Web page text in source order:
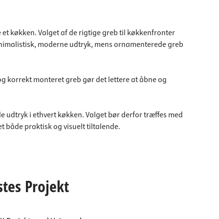
køkken. Valget af de rigtige greb til køkkenfronter
moderne udtryk, mens ornamenterede greb
korrekt monteret greb gør det lettere at åbne og
udtryk i ethvert køkken. Valget bør derfor træffes med
både praktisk og visuelt tiltalende.
Projekt